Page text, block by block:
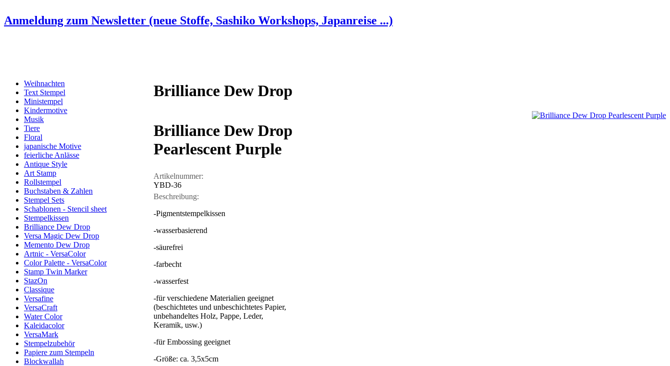
Anmeldung zum Newsletter (neue Stoffe, Sashiko Workshops, Japanreise ...)
Weihnachten
Text Stempel
Ministempel
Kindermotive
Musik
Tiere
Floral
japanische Motive
feierliche Anlässe
Antique Style
Art Stamp
Rollstempel
Buchstaben & Zahlen
Stempel Sets
Schablonen - Stencil sheet
Stempelkissen
Brilliance Dew Drop
Versa Magic Dew Drop
Memento Dew Drop
Artnic - VersaColor
Color Palette - VersaColor
Stamp Twin Marker
StazOn
Classique
Versafine
VersaCraft
Water Color
Kaleidacolor
VersaMark
Stempelzubehör
Papiere zum Stempeln
Blockwallah
Brilliance Dew Drop
Brilliance Dew Drop
Pearlescent Purple
Artikelnummer:
YBD-36
Beschreibung:
-Pigmentstempelkissen
-wasserbasierend
-säurefrei
-farbecht
-wasserfest
-für verschiedene Materialien geeignet
(beschichtetes und unbeschichtetes Papier,
unbehandeltes Holz, Pappe, Leder,
Keramik, usw.)
-für Embossing geeignet
-Größe: ca. 3,5x5cm